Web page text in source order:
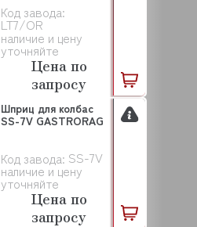
Код завода:
LT7/OR
наличие и цену
уточняйте
Цена по
запросу
Код завода: SS-7V
наличие и цену
уточняйте
Шприц для колбас
SS-7V GASTRORAG
Цена по
запросу